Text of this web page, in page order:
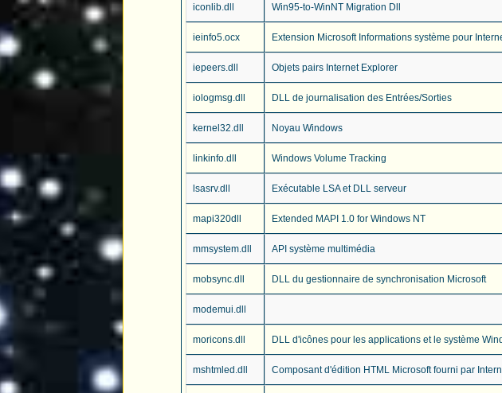
iconlib.dll Win95-to-WinNT Migration Dll
ieinfo5.ocx Extension Microsoft Informations système pour
iepeers.dll Objets pairs Internet Explorer
iologmsg.dll DLL de journalisation des Entrées/Sorties
kernel32.dll Noyau Windows
linkinfo.dll Windows Volume Tracking
lsasrv.dll Exécutable LSA et DLL serveur
mapi320dll Extended MAPI 1.0 for Windows NT
mmsystem.dll API système multimédia
mobsync.dll DLL du gestionnaire de synchronisation Microsoft
modemui.dll
moricons.dll DLL d'icônes pour les applications et le système
mshtmled.dll Composant d'édition HTML Microsoft fourni par